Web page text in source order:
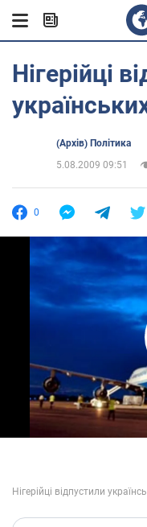
Нігерійці
(Архів) Політика
5.08.2009 09:51
0